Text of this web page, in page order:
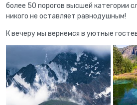
более 50 порогов высшей категории
никого не оставляет равнодушным!
К вечеру мы вернемся в уютные